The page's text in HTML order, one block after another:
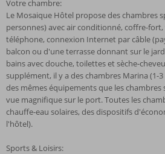
Votre chambre:
Le Mosaique Hôtel propose des chambres
personnes) avec air conditionné, coffre-
téléphone, connexion Internet par câble
balcon ou d'une terrasse donnant sur le
bains avec douche, toilettes et sèche-
supplément, il y a des chambres Marina (1-
des mêmes équipements que les
vue magnifique sur le port. Toutes les
chauffe-eau solaires, des dispositifs
l'hôtel).
Sports & Loisirs: